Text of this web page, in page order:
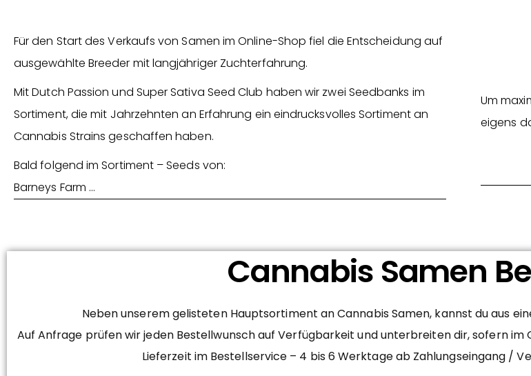
Für den Start des Verkaufs von Samen im Online-Shop fiel die Entscheidung auf
ausgewählte Breeder mit langjähriger Zuchterfahrung.
Mit Dutch Passion und Super Sativa Seed Club haben wir zwei Seedbanks im
Sortiment, die mit Jahrzehnten an Erfahrung ein eindrucksvolles Sortiment an
Cannabis Strains geschaffen haben.
Bald folgend im Sortiment – Seeds von:
Barneys Farm …
Um
eigens
Cannabis Samen
Neben unserem gelisteten Hauptsortiment an Cannabis Samen, kannst du aus
Auf Anfrage prüfen wir jeden Bestellwunsch auf Verfügbarkeit und unterbreiten dir, sofern
Lieferzeit im Bestellservice – 4 bis 6 Werktage ab Zahlungseingang /